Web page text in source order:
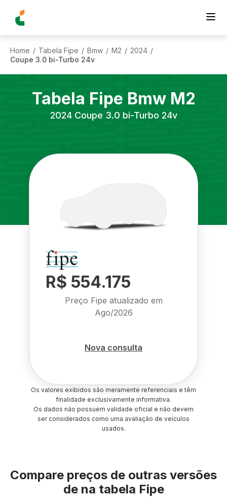
Home / Tabela Fipe / Bmw / M2 / 2024 /
Coupe 3.0 bi-Turbo 24v
Tabela Fipe Bmw M2
2024 Coupe 3.0 bi-Turbo 24v
R$ 554.175
Preço Fipe atualizado em
Ago/2026
Nova consulta
Os valores exibidos são meramente referenciais e têm
finalidade exclusivamente informativa.
Os dados não possuem validade oficial e não devem
ser considerados como uma avaliação de veículos
usados.
Compare preços de outras versões
de na tabela Fipe